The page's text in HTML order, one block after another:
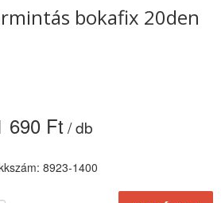
bokafix 20den
690 Ft / db
8923-1400